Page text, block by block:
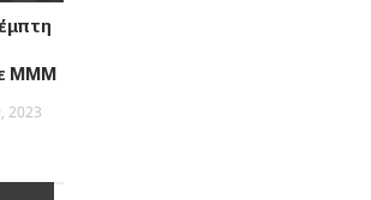
ΜΜΜ
2023